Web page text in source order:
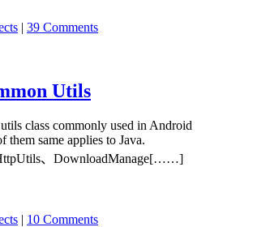
| 39 Comments
Utils
class commonly used in Android
them same applies to Java.
、DownloadManage[……]
| 10 Comments